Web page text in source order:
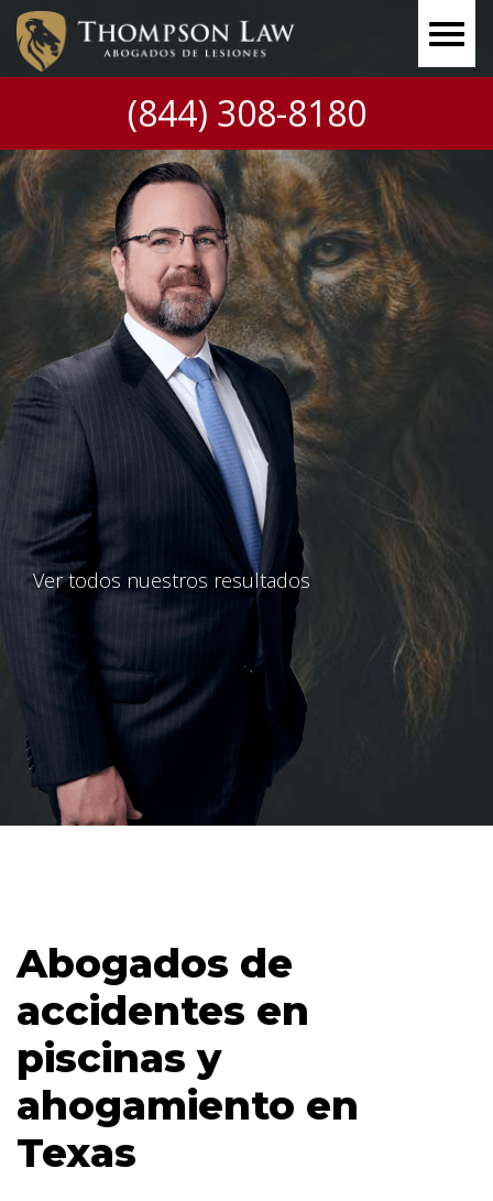
(844) 308-8180
Ver todos nuestros resultados
Abogados de
accidentes en
piscinas y
ahogamiento en
Texas